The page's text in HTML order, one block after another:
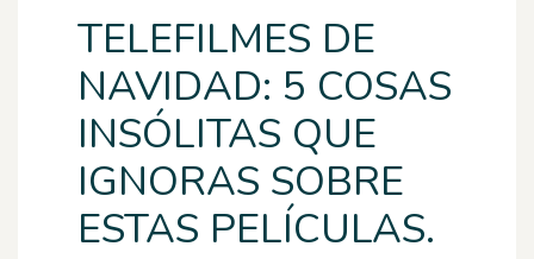
TELEFILMES DE
NAVIDAD: 5 COSAS
INSÓLITAS QUE
IGNORAS SOBRE
ESTAS PELÍCULAS.